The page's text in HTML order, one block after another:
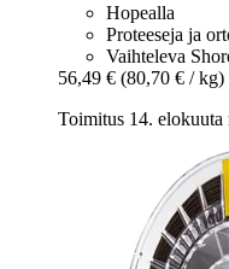
Hopealla
Proteeseja ja
Vaihteleva
56,49 € (80,70 € / kg)
Toimitus 14. elokuuta